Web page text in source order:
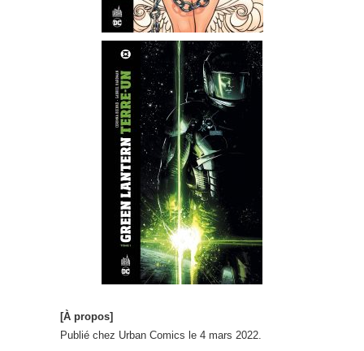
[À propos]
Publié chez Urban Comics le 4 mars 2022.